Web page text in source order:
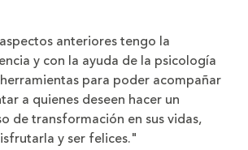
anteriores tengo la
y con la ayuda de la psicología
para poder acompañar
a quienes deseen hacer un
de transformación en sus vidas,
y ser felices."